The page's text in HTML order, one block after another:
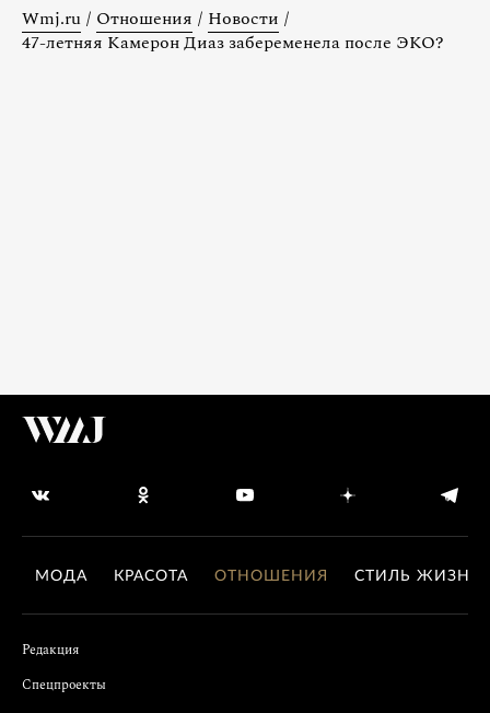
Wmj.ru / Отношения / Новости /
47-летняя Камерон Диаз забеременела после ЭКО?
МОДА КРАСОТА ОТНОШЕНИЯ СТИЛЬ ЖИЗНИ
Редакция
Спецпроекты